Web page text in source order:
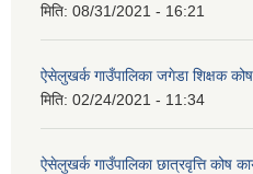
मिति: 08/31/2021 - 16:21
ऐसेलुखर्क गाउँपालिका जगेडा शिक्षक कोष
मिति: 02/24/2021 - 11:34
ऐसेलुखर्क गाउँपालिका छात्रवृत्ति कोष